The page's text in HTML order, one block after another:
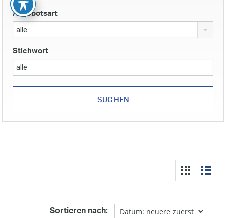
Sortieren nach:
Angebotsart
alle
Stichwort